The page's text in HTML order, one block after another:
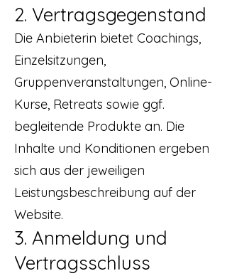
2. Vertragsgegenstand
Die Anbieterin bietet Coachings,
Einzelsitzungen,
Gruppenveranstaltungen, Online-
Kurse, Retreats sowie ggf.
begleitende Produkte an. Die
Inhalte und Konditionen ergeben
sich aus der jeweiligen
Leistungsbeschreibung auf der
Website.
3. Anmeldung und
Vertragsschluss